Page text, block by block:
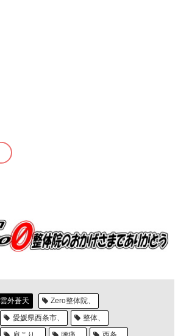
雲外蒼天
Zero整体院、
愛媛県西条市、
整体、